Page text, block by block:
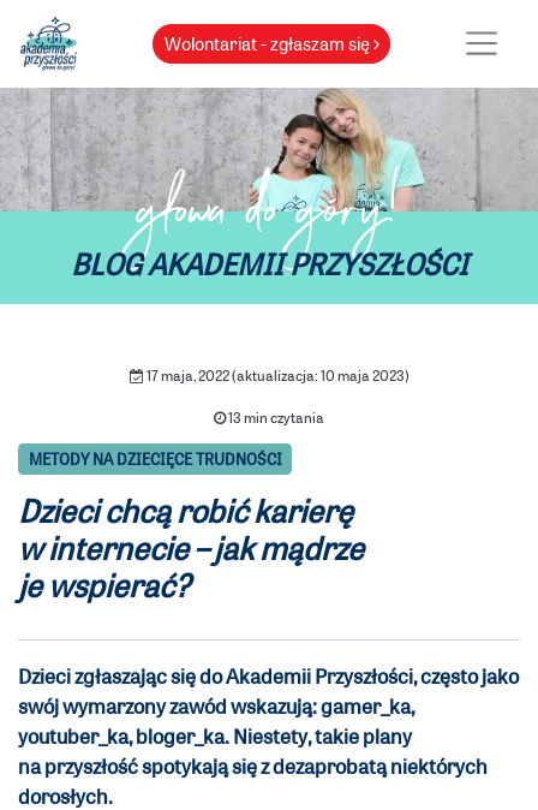
Wolontariat - zgłaszam się
głowa do góry!
BLOG AKADEMII PRZYSZŁOŚCI
17 maja, 2022 (aktualizacja: 10 maja 2023)
13 min czytania
METODY NA DZIECIĘCE TRUDNOŚCI
Dzieci chcą robić karierę
w internecie – jak mądrze
je wspierać?
Dzieci zgłaszając się do Akademii Przyszłości, często jako
swój wymarzony zawód wskazują: gamer_ka,
youtuber_ka, bloger_ka. Niestety, takie plany
na przyszłość spotykają się z dezaprobatą niektórych
dorosłych.